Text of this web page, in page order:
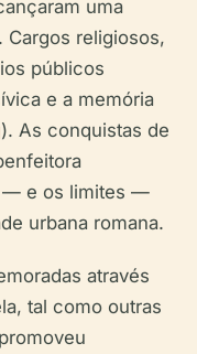
uma
Cargos religiosos,
públicos
e a memória
). As conquistas de
— e os limites —
urbana romana.
através
tal como outras